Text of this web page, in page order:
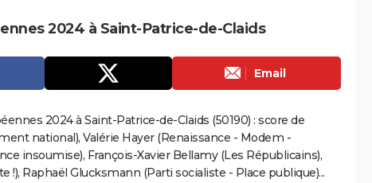
2024 à Saint-Patrice-de-Claids
Email
2024 à Saint-Patrice-de-Claids (50190) : score de
national), Valérie Hayer (Renaissance - Modem -
insoumise), François-Xavier Bellamy (Les Républicains),
!), Raphaël Glucksmann (Parti socialiste - Place publique)...